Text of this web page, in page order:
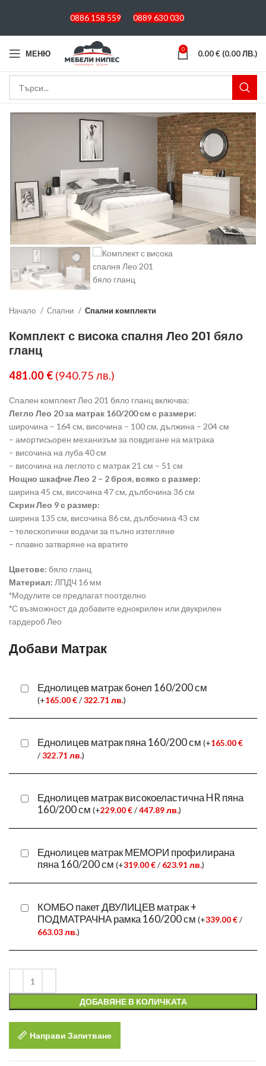
0886 158 559 0889 630 030
МЕНЮ 0 0.00€ (0.00 ЛВ.)
Начало Спални Спални комплекти
Комплект с висока спалня Лео 201 бяло
гланц
481.00 € (940.75 лв.)
Спален комплект Лео 201 бяло гланц включва:
Легло Лео 20 за матрак 160/200 см с размери:
широчина – 164 см, височина – 100 см, дължина – 204 см
– амортисьорен механизъм за повдигане на матрака
– височина на луба 40 см
– височина на леглото с матрак 21 см – 51 см
Нощно шкафче Лео 2 – 2 броя, всяко с размер:
ширина 45 см, височина 47 см, дълбочина 36 см
Скрин Лео 9 с размер:
ширина 135 см, височина 86 см, дълбочина 43 см
– телескопични водачи за пълно изтегляне
– плавно затваряне на вратите
Цветове: бяло гланц
Материал: ЛПДЧ 16 мм
*Модулите се предлагат поотделно
*С възможност да добавите еднокрилен или двукрилен
гардероб Лео
Добави Матрак
Еднолицев матрак бонел 160/200 см
(+165.00€/322.71 лв.)
Еднолицев матрак пяна 160/200 см (+165.00€
/322.71 лв.)
Еднолицев матрак високоеластична HR пяна
160/200 см (+229.00€/447.89лв.)
Еднолицев матрак МЕМОРИ профилирана
пяна 160/200 см (+319.00€/ 623.91 лв.)
КОМБО пакет ДВУЛИЦЕВ матрак +
ПОДМАТРАЧНА рамка 160/200 см (+339.00€/
663.03лв.)
ДОБАВЯНЕ В КОЛИЧКАТА
Направи Запитване